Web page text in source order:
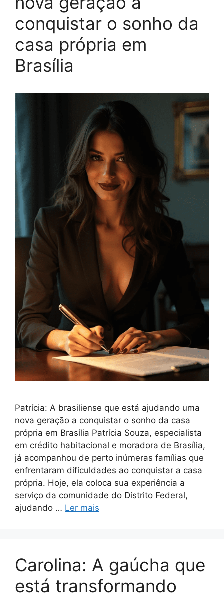
conquistar o sonho da
casa própria em
Brasília
Patrícia: A brasiliense que está ajudando uma
nova geração a conquistar o sonho da casa
própria em Brasília Patrícia Souza, especialista
em crédito habitacional e moradora de Brasília,
já acompanhou de perto inúmeras famílias que
enfrentaram dificuldades ao conquistar a casa
própria. Hoje, ela coloca sua experiência a
serviço da comunidade do Distrito Federal,
ajudando … Ler mais
Carolina: A gaúcha que
está transformando